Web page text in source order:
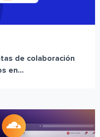
de colaboración
en...